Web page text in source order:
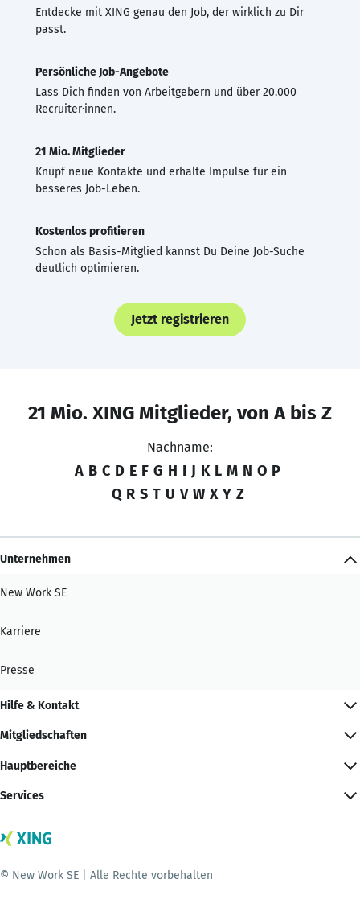
Entdecke mit XING genau den Job, der wirklich zu Dir
passt.
Persönliche Job-Angebote
Lass Dich finden von Arbeitgebern und über 20.000
Recruiter·innen.
21 Mio. Mitglieder
Knüpf neue Kontakte und erhalte Impulse für ein
besseres Job-Leben.
Kostenlos profitieren
Schon als Basis-Mitglied kannst Du Deine Job-Suche
deutlich optimieren.
Jetzt registrieren
21 Mio. XING Mitglieder, von A bis Z
Nachname:
A B C D E F G H I J K L M N O P
Q R S T U V W X Y Z
Unternehmen
New Work SE
Karriere
Presse
Hilfe & Kontakt
Mitgliedschaften
Hauptbereiche
Services
© New Work SE | Alle Rechte vorbehalten